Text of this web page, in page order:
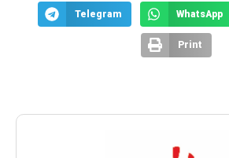
Telegram WhatsApp
Print